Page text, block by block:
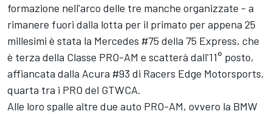
formazione nell'arco delle tre manche organizzate - a
rimanere fuori dalla lotta per il primato per appena 25
millesimi è stata la Mercedes #75 della 75 Express, che
è terza della Classe PRO-AM e scatterà dall'11° posto,
affiancata dalla Acura #93 di Racers Edge Motorsports,
quarta tra i PRO del GTWCA.
Alle loro spalle altre due auto PRO-AM, ovvero la BMW